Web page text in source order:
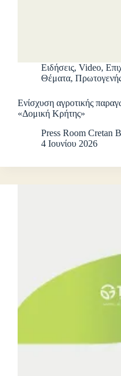
Ειδήσεις, Video,
Θέματα,
Ενίσχυση αγροτικής
«Δομική Κρήτης»
Press Room Cretan
4 Ιουνίου 2026